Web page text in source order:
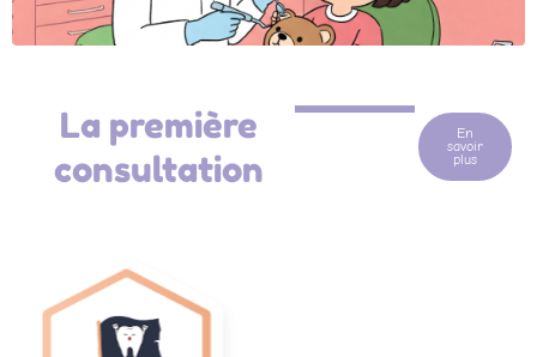
La première
consultation
En
savoir
plus